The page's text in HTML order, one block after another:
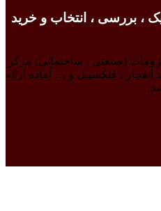
، بررسی ، انتخاب و خرید
ملزومات (صنعتی ، ساختمانی) مرکز
، فلکسیبل و … آماده ارائه